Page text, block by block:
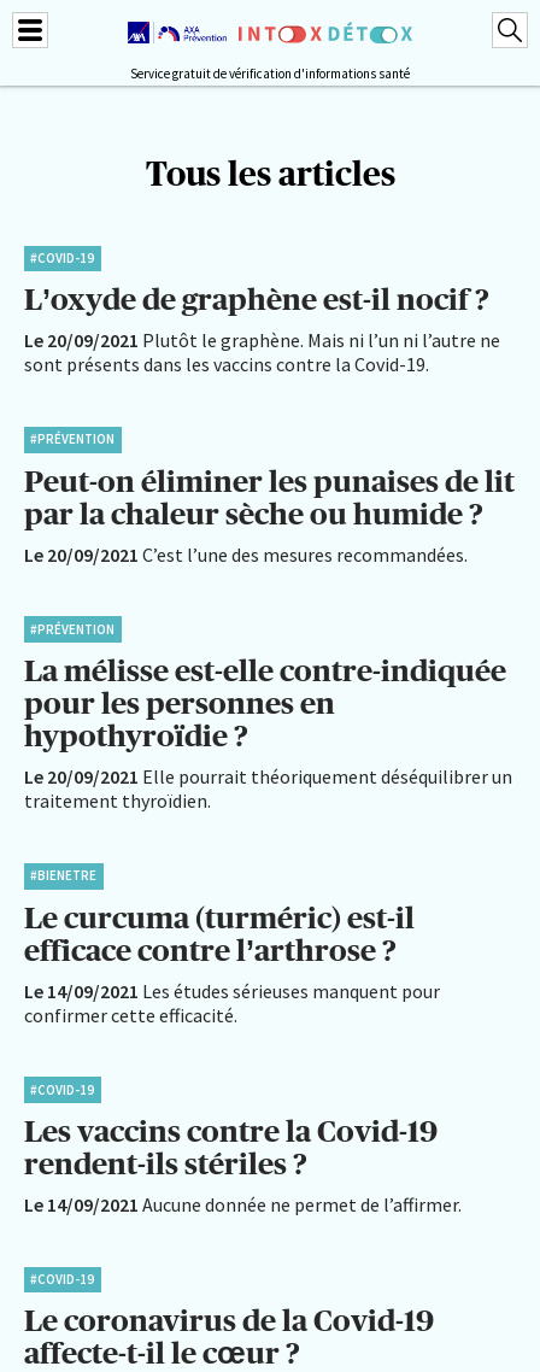
Service gratuit de vérification d'informations santé
Tous les articles
#COVID-19
L’oxyde de graphène est-il nocif ?
Le 20/09/2021 Plutôt le graphène. Mais ni l’un ni l’autre ne
sont présents dans les vaccins contre la Covid-19.
#PRÉVENTION
Peut-on éliminer les punaises de lit
par la chaleur sèche ou humide ?
Le 20/09/2021 C’est l’une des mesures recommandées.
#PRÉVENTION
La mélisse est-elle contre-indiquée
pour les personnes en
hypothyroïdie ?
Le 20/09/2021 Elle pourrait théoriquement déséquilibrer un
traitement thyroïdien.
#BIENETRE
Le curcuma (turméric) est-il
efficace contre l’arthrose ?
Le 14/09/2021 Les études sérieuses manquent pour
confirmer cette efficacité.
#COVID-19
Les vaccins contre la Covid-19
rendent-ils stériles ?
Le 14/09/2021 Aucune donnée ne permet de l’affirmer.
#COVID-19
Le coronavirus de la Covid-19
affecte-t-il le cœur ?